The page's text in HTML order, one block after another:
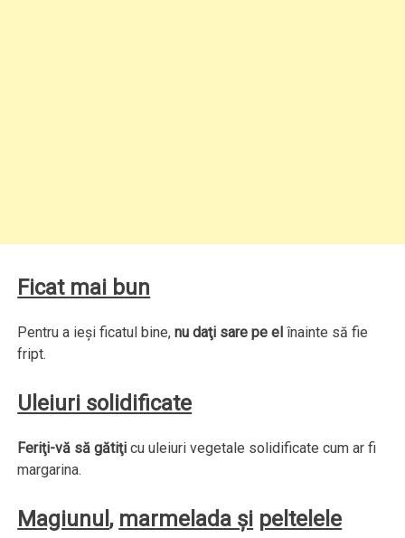
Ficat mai bun
Pentru a ieşi ficatul bine,nu daţi sare pe el înainte să fie
fript.
Uleiuri solidificate
Feriţi-vă să gătiţi cu uleiuri vegetale solidificate cum ar fi
margarina.
Magiunul , marmelada şi peltelele